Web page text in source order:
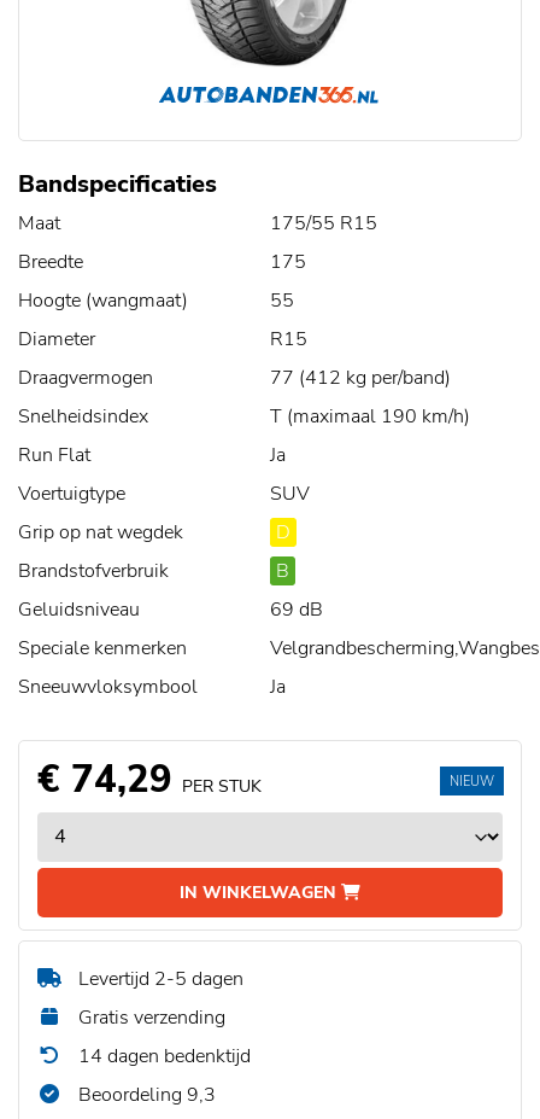
Bandspecificaties
Maat
175/55 R15
Breedte
175
Hoogte (wangmaat)
55
Diameter
R15
Draagvermogen
77 (412 kg per/band)
Snelheidsindex
T (maximaal 190 km/h)
Run Flat
Ja
Voertuigtype
SUV
Grip op nat wegdek
D
Brandstofverbruik
B
Geluidsniveau
69 dB
Speciale kenmerken
Sneeuwvloksymbool
Ja
€ 74,29 PER STUK
IN WINKELWAGEN
NIEUW
Levertijd 2-5 dagen
Gratis verzending
14 dagen bedenktijd
Beoordeling 9,3